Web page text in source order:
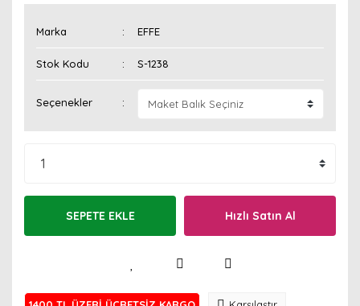
Marka EFFE
Stok Kodu S-1238
Seçenekler
SEPETE EKLE Hızlı Satın Al